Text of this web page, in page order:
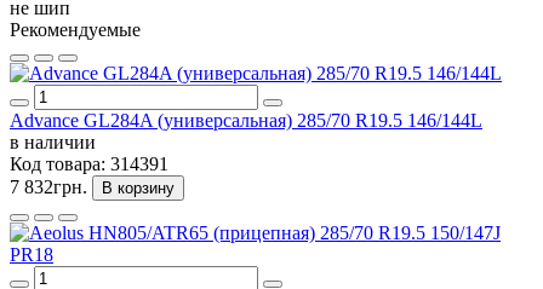
не шип
Рекомендуемые
Advance GL284A (универсальная) 285/70 R19.5 146/144L
в наличии
Код товара: 314391
7 832грн.
В корзину